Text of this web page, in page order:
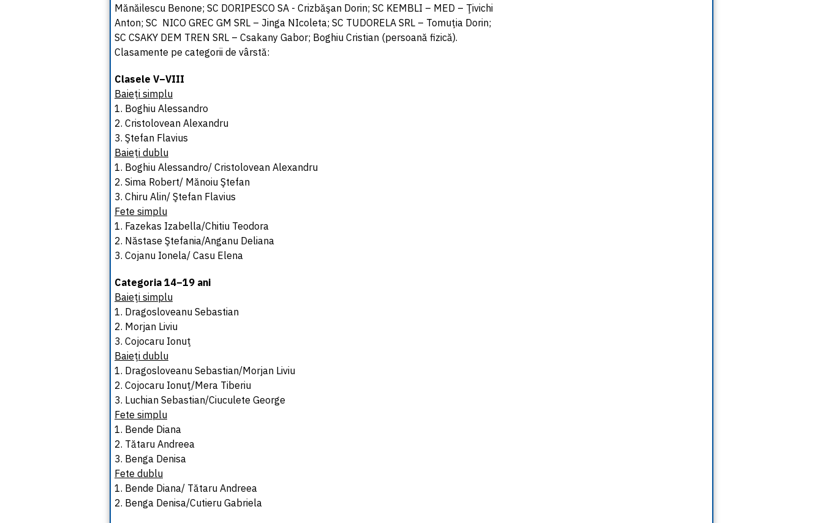
Mănăilescu Benone; SC DORIPESCO SA - Crizbăşan Dorin; SC KEMBLI – MED – Ţivichi
Anton; SC NICO GREC GM SRL – Jinga NIcoleta; SC TUDORELA SRL – Tomuţia Dorin;
SC CSAKY DEM TREN SRL – Csakany Gabor; Boghiu Cristian (persoană fizică).
Clasamente pe categorii de vârstă:
Clasele V–VIII
Baieţi simplu
1. Boghiu Alessandro
2. Cristolovean Alexandru
3. Ştefan Flavius
Baieţi dublu
1. Boghiu Alessandro/ Cristolovean Alexandru
2. Sima Robert/ Mănoiu Ştefan
3. Chiru Alin/ Ştefan Flavius
Fete simplu
1. Fazekas Izabella/Chitiu Teodora
2. Năstase Ştefania/Anganu Deliana
3. Cojanu Ionela/ Casu Elena
Categoria 14–19 ani
Baieţi simplu
1. Dragosloveanu Sebastian
2. Morjan Liviu
3. Cojocaru Ionuţ
Baieţi dublu
1. Dragosloveanu Sebastian/Morjan Liviu
2. Cojocaru Ionuţ/Mera Tiberiu
3. Luchian Sebastian/Ciuculete George
Fete simplu
1. Bende Diana
2. Tătaru Andreea
3. Benga Denisa
Fete dublu
1. Bende Diana/ Tătaru Andreea
2. Benga Denisa/Cutieru Gabriela